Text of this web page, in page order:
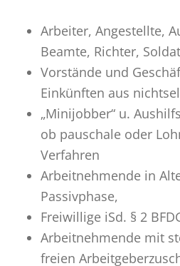
Arbeiter, Angestellte,
Beamte, Richter,
Vorstände und
Einkünften aus
„Minijobber“ u.
ob pauschale oder
Verfahren
Arbeitnehmende in
Passivphase,
Freiwillige iSd. § 2
Arbeitnehmende mit
freien